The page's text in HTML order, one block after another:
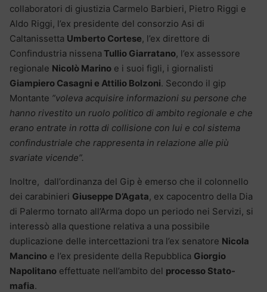
collaboratori di giustizia Carmelo Barbieri, Pietro Riggi e
Aldo Riggi, l’ex presidente del consorzio Asi di
Caltanissetta Umberto Cortese, l’ex direttore di
Confindustria nissena Tullio Giarratano, l’ex assessore
regionale Nicolò Marino e i suoi figli, i giornalisti
Giampiero Casagni e Attilio Bolzoni. Secondo il gip
Montante ”voleva acquisire informazioni su persone che
hanno rivestito un ruolo politico di ambito regionale e che
erano entrate in rotta di collisione con lui e col sistema
confindustriale che rappresenta in relazione alle più
svariate vicende”.
Inoltre, dall’ordinanza del Gip è emerso che il colonnello
dei carabinieri Giuseppe D’Agata, ex capocentro della Dia
di Palermo tornato all’Arma dopo un periodo nei Servizi, si
interessò alla questione relativa a una possibile
duplicazione delle intercettazioni tra l’ex senatore Nicola
Mancino e l’ex presidente della Repubblica Giorgio
Napolitano effettuate nell’ambito del processo Stato-
mafia.